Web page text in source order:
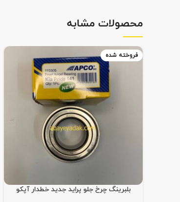
محصولات مشابه
فروخته شده
بلبرینگ چرخ جلو پراید جدید خطدار آپکو